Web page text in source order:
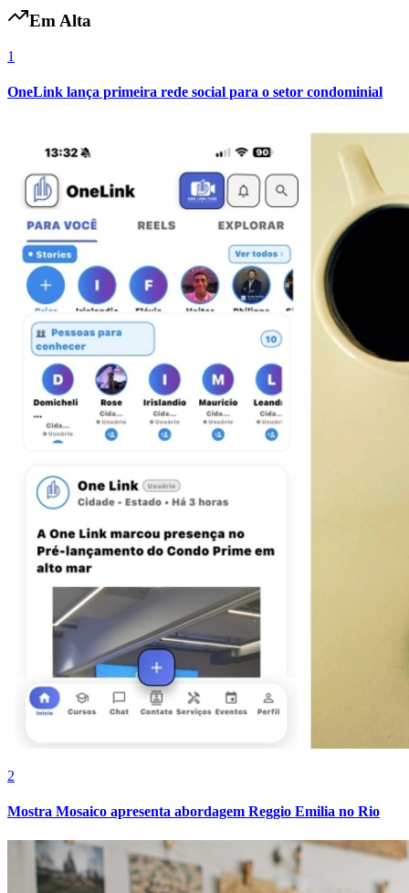
Fluminense
Vasco
Em Alta
1
OneLink lança primeira rede social para o setor condominial
2
Mostra Mosaico apresenta abordagem Reggio Emilia no Rio